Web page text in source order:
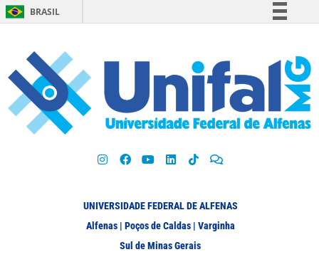
BRASIL
Participe
Acesso à informação
Legislação
UNIVERSIDADE FEDERAL DE ALFENAS
Alfenas | Poços de Caldas | Varginha
Sul de Minas Gerais